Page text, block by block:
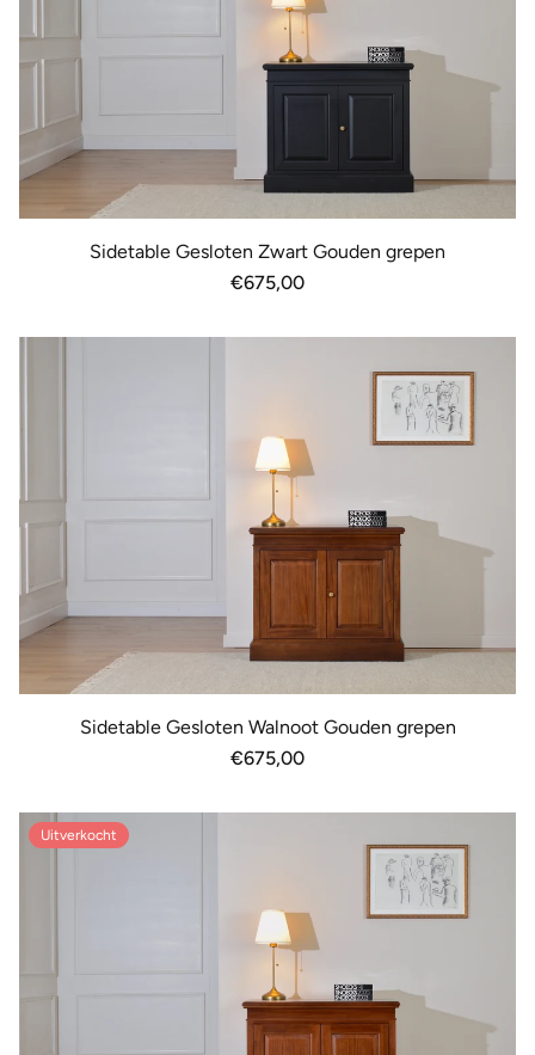
Sidetable Gesloten Zwart Gouden grepen
Normale
€675,00
Sidetable Gesloten Walnoot Gouden grepen
Normale
€675,00
Uitverkocht